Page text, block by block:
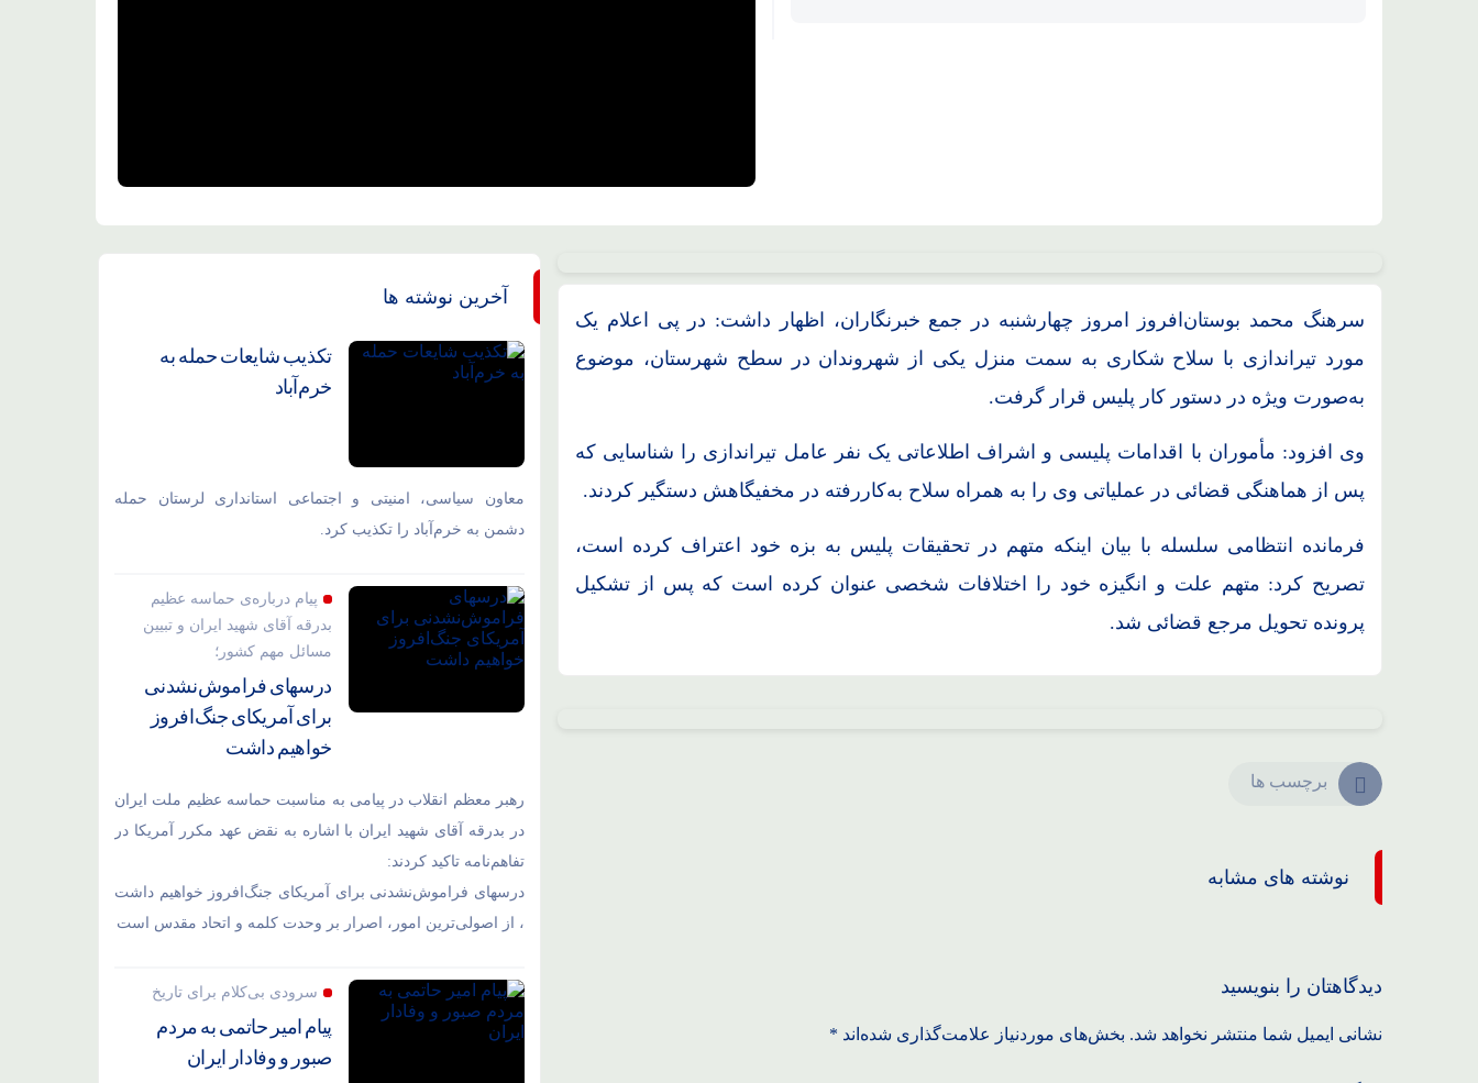
سرهنگ محمد بوستان‌افروز امروز چهارشنبه در جمع خبرنگاران، اظهار داشت: در پی اعلام یک
مورد تیراندازی با سلاح شکاری به سمت منزل یکی از شهروندان در سطح شهرستان، موضوع
به‌صورت ویژه در دستور کار پلیس قرار گرفت.
وی افزود: مأموران با اقدامات پلیسی و اشراف اطلاعاتی یک نفر عامل تیراندازی را شناسایی که
پس از هماهنگی قضائی در عملیاتی وی را به همراه سلاح به‌کاررفته در مخفیگاهش دستگیر کردند.
فرمانده انتظامی سلسله با بیان اینکه متهم در تحقیقات پلیس به بزه خود اعتراف کرده است،
تصریح کرد: متهم علت و انگیزه خود را اختلافات شخصی عنوان کرده است که پس از تشکیل
پرونده تحویل مرجع قضائی شد.
برچسب ها
نوشته های مشابه
دیدگاهتان را بنویسید
نشانی ایمیل شما منتشر نخواهد شد. بخش‌های موردنیاز علامت‌گذاری شده‌اند *
آخرین نوشته ها
تکذیب شایعات حمله به
خرم‌آباد
معاون سیاسی، امنیتی و اجتماعی استانداری لرستان حمله
دشمن به خرم‌آباد را تکذیب کرد.
پیام درباره‌ی حماسه عظیم
بدرقه آقای شهید ایران و تبیین
مسائل مهم کشور؛
درسهای فراموش‌نشدنی
برای آمریکای جنگ‌افروز
خواهیم داشت
رهبر معظم انقلاب در پیامی به مناسبت حماسه عظیم ملت ایران
در بدرقه آقای شهید ایران با اشاره به نقض عهد مکرر آمریکا در
تفاهم‌نامه تاکید کردند:
درسهای فراموش‌نشدنی برای آمریکای جنگ‌افروز خواهیم داشت
، از اصولی‌ترین امور، اصرار بر وحدت کلمه و اتحاد مقدس است
سرودی بی‌کلام برای تاریخ
پیام امیر حاتمی به مردم
صبور و وفادار ایران